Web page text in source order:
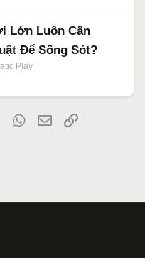
Lớn Luôn Cần
Để Sống Sót?
Play
Tumblr WhatsApp
Email